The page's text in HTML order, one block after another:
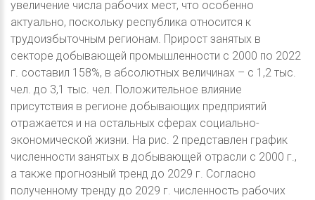
увеличение числа рабочих мест, что особенно
актуально, поскольку республика относится к
трудоизбыточным регионам. Прирост занятых в
секторе добывающей промышленности с 2000 по 2022
г. составил 158%, в абсолютных величинах – с 1,2 тыс.
чел. до 3,1 тыс. чел. Положительное влияние
присутствия в регионе добывающих предприятий
отражается и на остальных сферах социально-
экономической жизни. На рис. 2 представлен график
численности занятых в добывающей отрасли с 2000 г.,
а также прогнозный тренд до 2029 г. Согласно
полученному тренду до 2029 г. численность рабочих